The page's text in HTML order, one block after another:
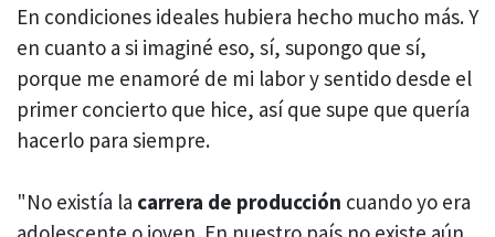
En condiciones ideales hubiera hecho mucho más. Y
en cuanto a si imaginé eso, sí, supongo que sí,
porque me enamoré de mi labor y sentido desde el
primer concierto que hice, así que supe que quería
hacerlo para siempre.
"No existía la carrera de producción cuando yo era